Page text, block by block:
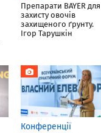
Препарати BAYER для
захисту овочів
захищеного ґрунту.
Ігор Тарушкін
Конференції